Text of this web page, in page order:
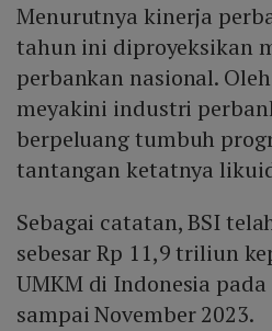
Menurutnya kinerja
tahun ini diproyeksikan
perbankan nasional.
meyakini industri
berpeluang tumbuh
tantangan ketatnya
Sebagai catatan, BSI
sebesar Rp 11,9 triliun
UMKM di Indonesia
sampai November 2023.